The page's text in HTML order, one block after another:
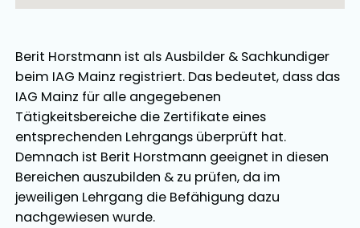
Berit Horstmann ist alsAusbilder & Sachkundiger
beim IAG Mainz registriert. Das bedeutet, dass das
IAG Mainz für alle angegebenen
Tätigkeitsbereiche die Zertifikate eines
entsprechenden Lehrgangs überprüft hat.
Demnach ist Berit Horstmann geeignet in diesen
Bereichen auszubilden & zu prüfen, da im
jeweiligen Lehrgang die Befähigung dazu
nachgewiesen wurde.